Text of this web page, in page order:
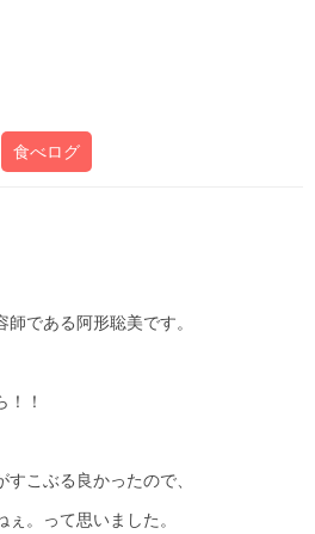
食べログ
である阿形聡美です。
！
こぶる良かったので、
。って思いました。